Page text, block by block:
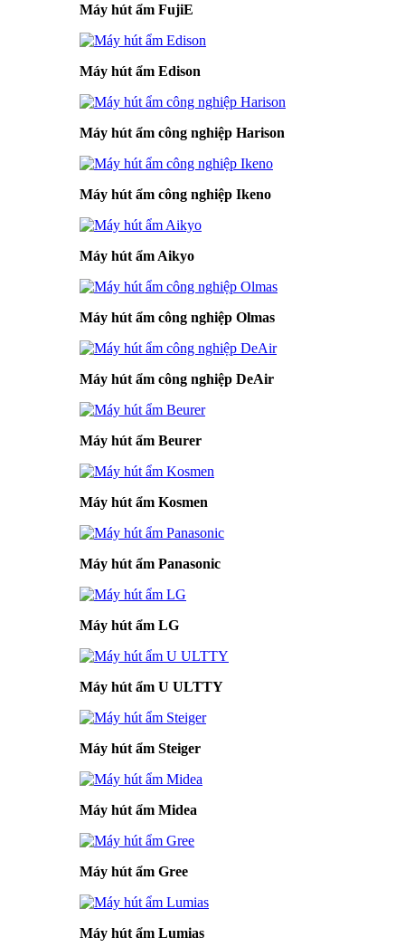
Máy hút ẩm FujiE
Máy hút ẩm Edison
Máy hút ẩm công nghiệp Harison
Máy hút ẩm công nghiệp Ikeno
Máy hút ẩm Aikyo
Máy hút ẩm công nghiệp Olmas
Máy hút ẩm công nghiệp DeAir
Máy hút ẩm Beurer
Máy hút ẩm Kosmen
Máy hút ẩm Panasonic
Máy hút ẩm LG
Máy hút ẩm U ULTTY
Máy hút ẩm Steiger
Máy hút ẩm Midea
Máy hút ẩm Gree
Máy hút ẩm Lumias